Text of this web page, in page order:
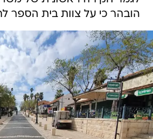
הובהר כי על צוות בית הספר